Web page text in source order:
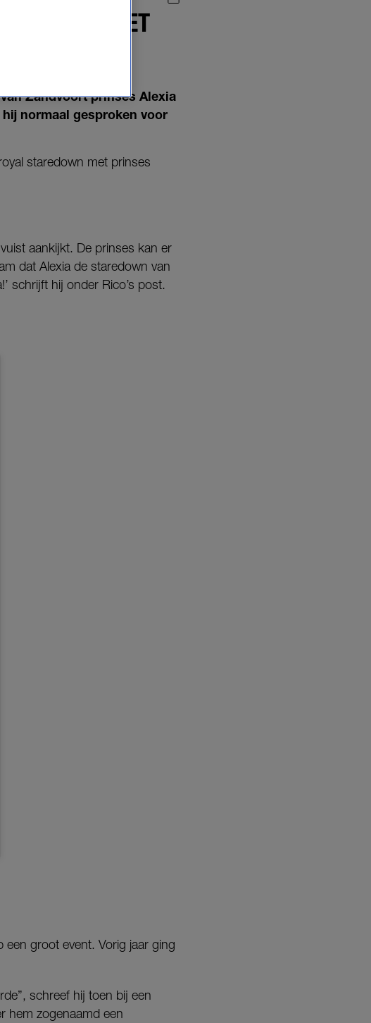
MET
Zandvoort prinses Alexia
hij normaal gesproken voor
staredown met prinses
aankijkt. De prinses kan er
dat Alexia de staredown van
schrijft hij onder Rico’s post.
een groot event. Vorig jaar ging
schreef hij toen bij een
hem zogenaamd een